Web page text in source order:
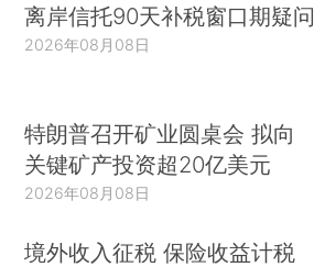
离岸信托90天补税窗口期疑问
2026年08月08日
特朗普召开矿业圆桌会 拟向
关键矿产投资超20亿美元
2026年08月08日
境外收入征税 保险收益计税